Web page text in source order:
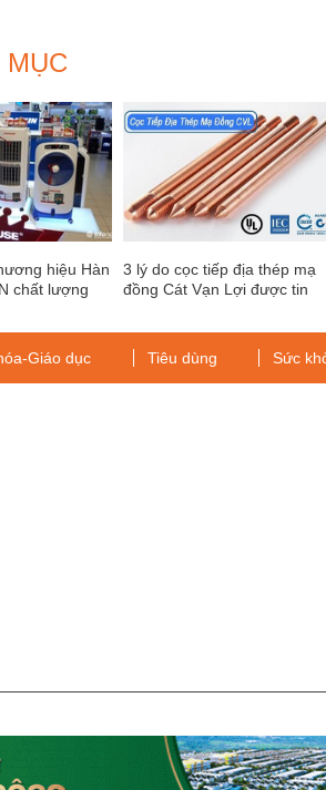
hiệu Hàn
chất lượng
3 lý do cọc tiếp địa thép mạ
đồng Cát Vạn Lợi được tin
Giáo dục Tiêu dùng Sức